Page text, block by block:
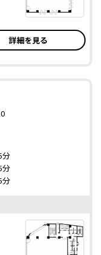
詳細を見る
分
分
分